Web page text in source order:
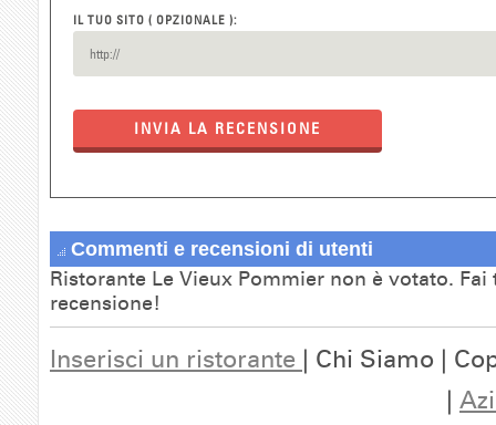
IL TUO SITO ( OPZIONALE ):
INVIA LA RECENSIONE
Commenti e recensioni di utenti
Ristorante Le Vieux Pommier non è votato.
recensione!
Inserisci un ristorante | Chi Siamo |
|